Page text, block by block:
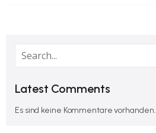
Latest Comments
Es sind keine Kommentare vorhanden.